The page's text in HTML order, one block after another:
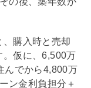
購入時と売却
。仮に、6,500万
んでから4,800万
ン金利負担分＋